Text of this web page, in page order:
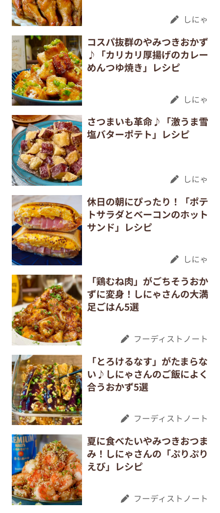
しにゃ
コスパ抜群のやみつきおかず
♪「カリカリ厚揚げのカレー
めんつゆ焼き」レシピ
しにゃ
さつまいも革命♪「激うま雪
塩バターポテト」レシピ
しにゃ
休日の朝にぴったり！「ポテ
トサラダとベーコンのホット
サンド」レシピ
しにゃ
「鶏むね肉」がごちそうおか
ずに変身！しにゃさんの大満
足ごはん5選
フーディストノート
「とろけるなす」がたまらな
い♪しにゃさんのご飯によく
合うおかず5選
フーディストノート
夏に食べたいやみつきおつま
み！しにゃさんの「ぷりぷり
えび」レシピ
フーディストノート